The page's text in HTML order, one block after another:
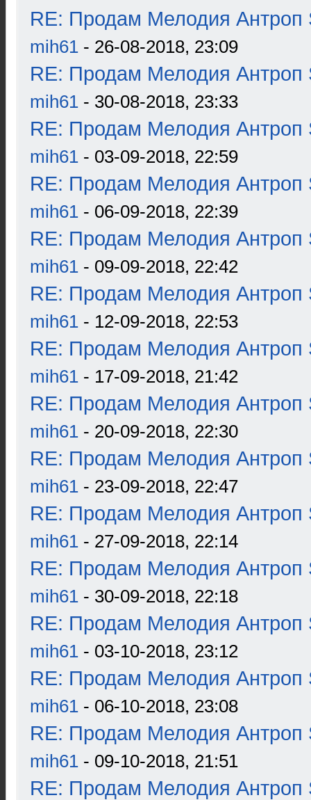
RE: Продам Мелодия Антроп
mih61 - 26-08-2018, 23:09
RE: Продам Мелодия Антроп
mih61 - 30-08-2018, 23:33
RE: Продам Мелодия Антроп
mih61 - 03-09-2018, 22:59
RE: Продам Мелодия Антроп
mih61 - 06-09-2018, 22:39
RE: Продам Мелодия Антроп
mih61 - 09-09-2018, 22:42
RE: Продам Мелодия Антроп
mih61 - 12-09-2018, 22:53
RE: Продам Мелодия Антроп
mih61 - 17-09-2018, 21:42
RE: Продам Мелодия Антроп
mih61 - 20-09-2018, 22:30
RE: Продам Мелодия Антроп
mih61 - 23-09-2018, 22:47
RE: Продам Мелодия Антроп
mih61 - 27-09-2018, 22:14
RE: Продам Мелодия Антроп
mih61 - 30-09-2018, 22:18
RE: Продам Мелодия Антроп
mih61 - 03-10-2018, 23:12
RE: Продам Мелодия Антроп
mih61 - 06-10-2018, 23:08
RE: Продам Мелодия Антроп
mih61 - 09-10-2018, 21:51
RE: Продам Мелодия Антроп